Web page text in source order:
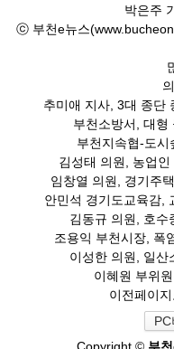
박은주
ⓒ 부천e뉴스
추미애 지사, 3대 종단
부천소방서, 대형
부천지속협-도시
김성태 의원, 농업인
임창열 의원, 경기주
안민석 경기도교육감,
김동규 의원, 호수
조용익 부천시장, 폭
이성한 의원, 일산
이혜원 부위
이전페이